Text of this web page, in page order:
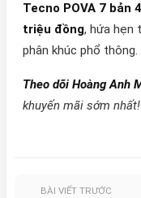
Tecno POVA 7 bản
triệu đồng, hứa hẹn
phân khúc phổ thông.
Theo dõi Hoàng Anh
khuyến mãi sớm nhất!
BÀI VIẾT TRƯỚC